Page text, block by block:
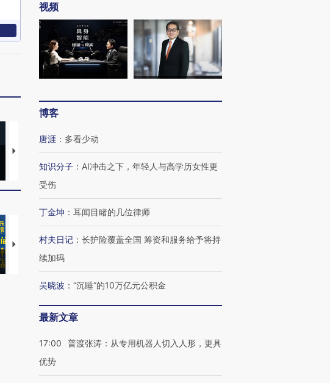
马航飞行员跨国走私7万
粒摇头丸 尿检体内含3种
视线｜被称为“蟑螂”的印
度Z世代 用街头抗争将教
育部长拱下台
视线｜“入侵”还是“人道危
机”？难民潮撕裂西班牙
飞地休达
【推广】走进第四届链博
会，让数智科技“链”接产
【商旅对话】华住集团
视频
博客
唐涯 ： 多看少动
知识分子 ： AI冲击之下，年轻人与高学历女性更
受伤
丁金坤 ： 耳闻目睹的几位律师
村夫日记 ： 长护险覆盖全国 筹资和服务给予将持
续加码
吴晓波 ： “沉睡”的10万亿元公积金
最新文章
17:00
普渡张涛：从专用机器人切入人形，更具
优势